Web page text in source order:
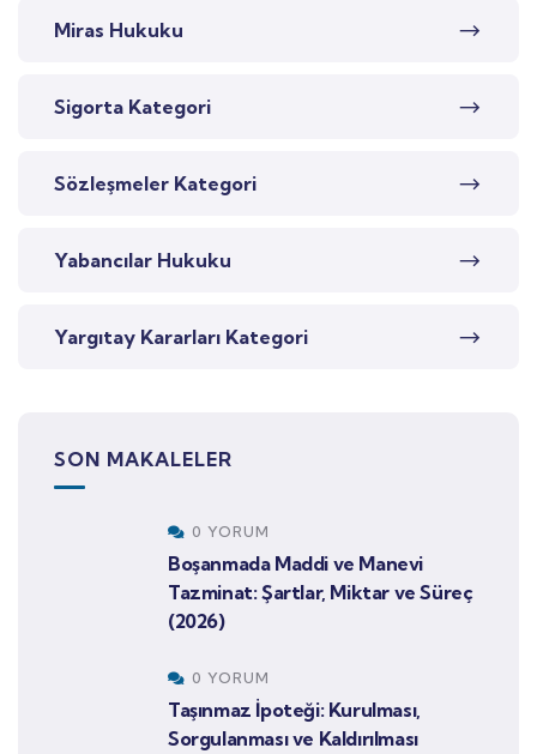
Miras Hukuku
Sigorta Kategori
Sözleşmeler Kategori
Yabancılar Hukuku
Yargıtay Kararları Kategori
SON MAKALELER
0 YORUM
Boşanmada Maddi ve Manevi
Tazminat: Şartlar, Miktar ve Süreç
(2026)
0 YORUM
Taşınmaz İpoteği: Kurulması,
Sorgulanması ve Kaldırılması